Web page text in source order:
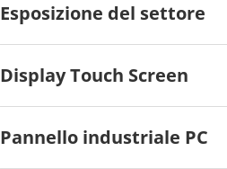
Esposizione del settore
Display Touch Screen
Pannello industriale PC